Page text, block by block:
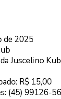
de 2025
Juscelino
R$ 15,00
(45) 99126-